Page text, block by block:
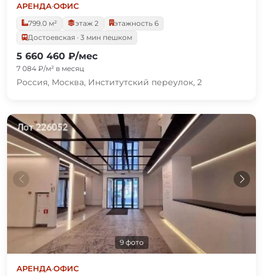
АРЕНДА·ОФИС
799.0 м²
этаж 2
этажность 6
Достоевская · 3 мин пешком
5 660 460 ₽/мес
7 084 ₽/м² в месяц
Россия, Москва, Институтский переулок, 2
9 фото
АРЕНДА·ОФИС